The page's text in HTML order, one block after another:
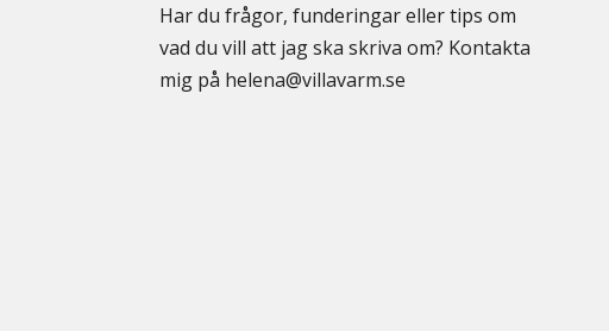
Har du frågor, funderingar eller tips om
vad du vill att jag ska skriva om? Kontakta
mig på helena@villavarm.se